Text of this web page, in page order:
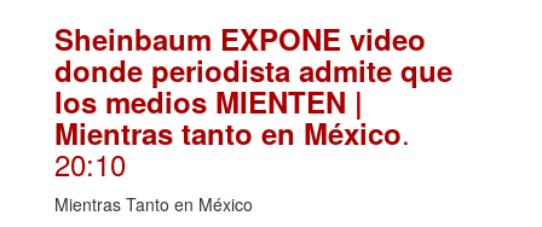
Sheinbaum EXPONE video
donde periodista admite que
los medios MIENTEN |
Mientras tanto en México.
20:10
Mientras Tanto en México